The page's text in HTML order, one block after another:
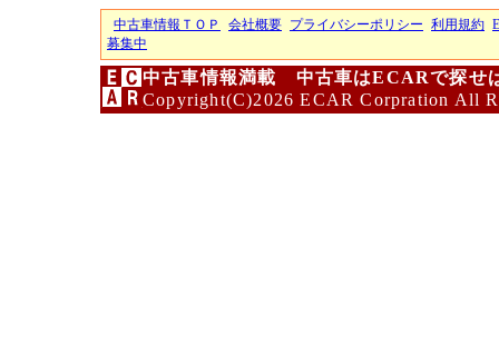
中古車情報ＴＯＰ 会社概要 プライバシーポリシー 利用規約
募集中
中古車情報満載 中古車はECARで探せ
Copyright(C)2026 ECAR Corpration All